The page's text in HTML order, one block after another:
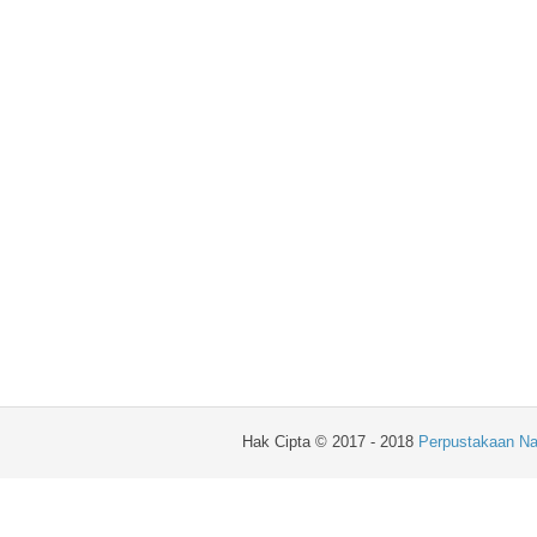
Hak Cipta © 2017 - 2018 Perpustakaan